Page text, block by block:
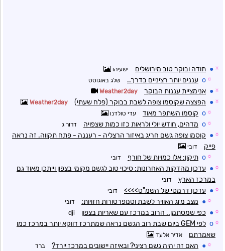
☼
● תודה ובוקר טוב מירושלים ישעיהו
☼
o עננים יותר רציניים בדרך.. שלג באוגוסט
☼
● אנימציית עננות הבוקר Weather2day
☼
● הפצצה שקוסמו צופה לשבת בבוקר (פלח שעתי) Weather2day
☼
o קוסמו השתפר מאוד עדי טולדנו
☼
o מדהים, חודש יולי ולראות כזו כמות שצפויה דרור ג
☼
● קוסמו צופה גשם חריג באיזור הרצליה - רעננה - פתח תקווה. זה נראה
פייק
דובי
☼
o תיקון: אלו כמויות של חורף דובי
☼
● עדכון מהדקות האחרונות: סיכוי טוב לגשם מקומי בצפון וייתכן מאוד גם
במרכז הארץ
דובי
☼
● עדכון דרמטי של השמ"ט>>>> דובי
☼
● מצב מזג האוויר לשבת וטמפרטורות חזויות: דובי
☼
● כפי שמסתמן.. הרוב במרכז עם שאריות בצפון dji
☼
o
לפי GEM ביום שבת רוב הגשם נראה שמתרכז דווקא יותר במרכז כמו
שאמרתם
אדיר אלעד
☼
● האם זה יהיה גשם רציני? ובאיזה יישובים במרכז יירד? ברד